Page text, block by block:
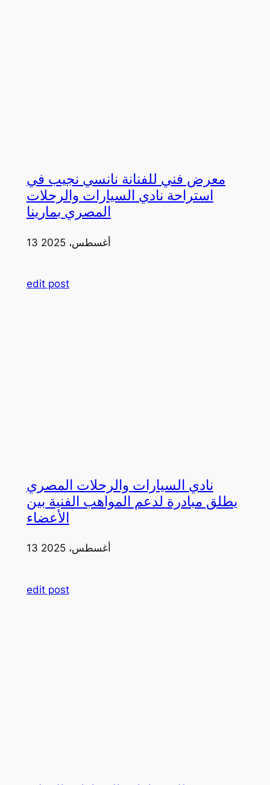
معرض فني للفنانة نانسي نجيب في
استراحة نادي السيارات والرحلات
المصري بمارينا
13 أغسطس، 2025
edit post
نادي السيارات والرحلات المصري
يطلق مبادرة لدعم المواهب الفنية بين
الأعضاء
13 أغسطس، 2025
edit post